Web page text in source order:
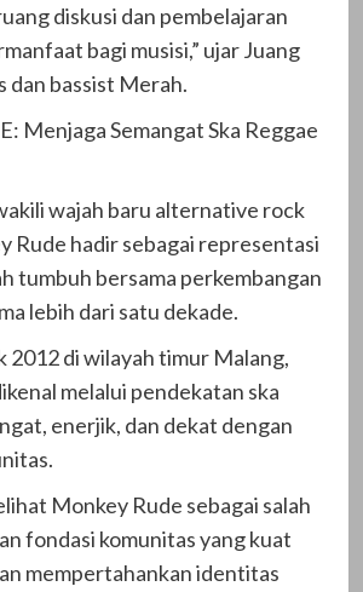
diskusi dan pembelajaran
bagi musisi,” ujar Juang
dan bassist Merah.
Menjaga Semangat Ska Reggae
wajah baru alternative rock
Rude hadir sebagai representasi
tumbuh bersama perkembangan
lebih dari satu dekade.
2012 di wilayah timur Malang,
melalui pendekatan ska
enerjik, dan dekat dengan
Monkey Rude sebagai salah
fondasi komunitas yang kuat
mempertahankan identitas